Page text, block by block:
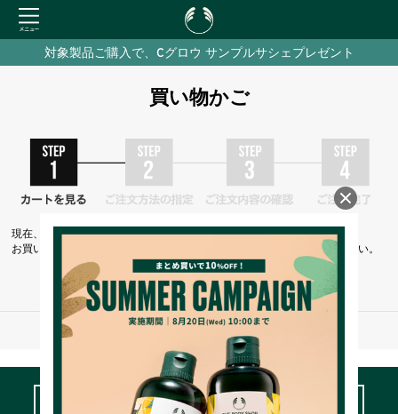
対象製品ご購入で、Cグロウ サンプルサシェプレゼント
買い物かご
現在、カートには商品が入っておりません。
お買い物を続けるには下の 「お買い物を続ける」 をクリックしてください。
お買い物を続ける
※ご注文手続き中の通信は、SSLによりすべて暗号化されます。
LOVE YOUR BODY™カスタマークラブ